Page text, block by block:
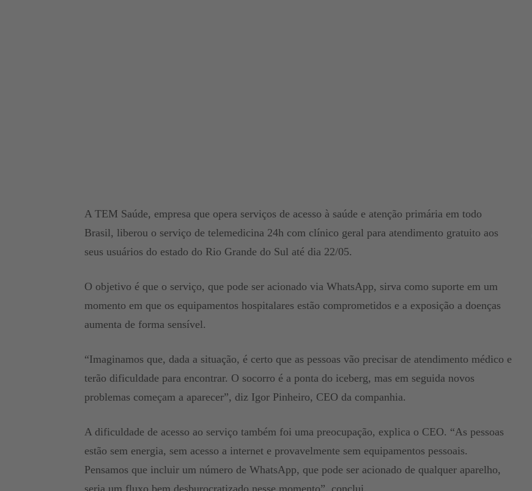
A TEM Saúde, empresa que opera serviços de acesso à saúde e atenção primária em todo
Brasil, liberou o serviço de telemedicina 24h com clínico geral para atendimento gratuito aos
seus usuários do estado do Rio Grande do Sul até dia 22/05.
O objetivo é que o serviço, que pode ser acionado via WhatsApp, sirva como suporte em um
momento em que os equipamentos hospitalares estão comprometidos e a exposição a doenças
aumenta de forma sensível.
“Imaginamos que, dada a situação, é certo que as pessoas vão precisar de atendimento médico e
terão dificuldade para encontrar. O socorro é a ponta do iceberg, mas em seguida novos
problemas começam a aparecer”, diz Igor Pinheiro, CEO da companhia.
A dificuldade de acesso ao serviço também foi uma preocupação, explica o CEO. “As pessoas
estão sem energia, sem acesso a internet e provavelmente sem equipamentos pessoais.
Pensamos que incluir um número de WhatsApp, que pode ser acionado de qualquer aparelho,
seria um fluxo bem desburocratizado nesse momento”, conclui.